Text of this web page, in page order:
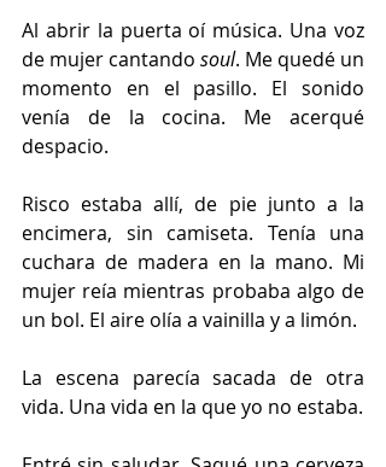
Al abrir la puerta oí música. Una voz
de mujer cantando soul. Me quedé un
momento en el pasillo. El sonido
venía de la cocina. Me acerqué
despacio.
Risco estaba allí, de pie junto a la
encimera, sin camiseta. Tenía una
cuchara de madera en la mano. Mi
mujer reía mientras probaba algo de
un bol. El aire olía a vainilla y a limón.
La escena parecía sacada de otra
vida. Una vida en la que yo no estaba.